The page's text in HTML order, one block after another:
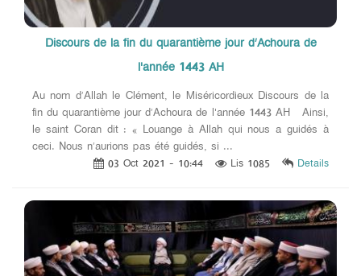
Discours de la fin du quarantième jour d’Achoura de
l'année 1443 AH
Au nom d’Allah le Clément, le Miséricordieux Discours de la
fin du quarantième jour d’Achoura de l'année 1443 AH Ainsi,
le saint Coran dit : « Louange à Allah qui nous a guidés à
ceci. Nous n’aurions pas été guidés, si ...
03 Oct 2021 - 10:44 Lis 1085 Details